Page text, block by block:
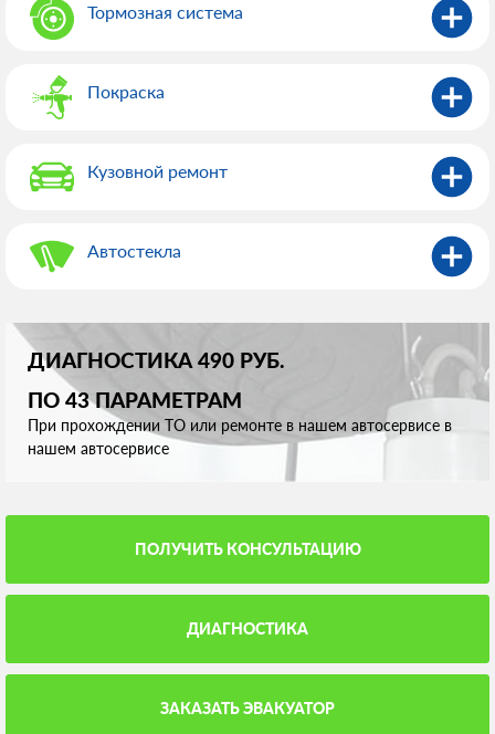
Тормозная система
Покраска
Кузовной ремонт
Автостекла
ДИАГНОСТИКА 490 РУБ.
ПО 43 ПАРАМЕТРАМ
При прохождении ТО или ремонте в нашем автосервисе в
нашем автосервисе
ПОЛУЧИТЬ КОНСУЛЬТАЦИЮ
ДИАГНОСТИКА
ЗАКАЗАТЬ ЭВАКУАТОР